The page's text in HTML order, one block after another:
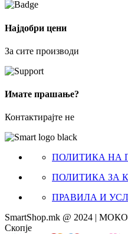
Најдобри цени
За сите производи
Имате прашање?
Контактирајте не
ПОЛИТИКА НА
ПОЛИТИКА ЗА
ПРАВИЛА И
SmartShop.mk @ 2024 |
Скопје